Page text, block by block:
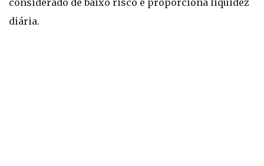
considerado de baixo risco e proporciona liquidez
diária.